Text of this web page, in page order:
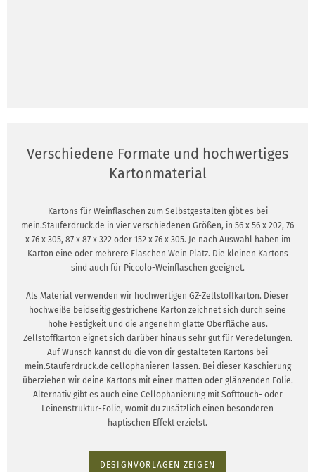
Verschiedene Formate und hochwertiges
Kartonmaterial
Kartons für Weinflaschen zum Selbstgestalten gibt es bei
mein.Stauferdruck.de in vier verschiedenen Größen, in 56 x 56 x 202, 76
x 76 x 305, 87 x 87 x 322 oder 152 x 76 x 305. Je nach Auswahl haben im
Karton eine oder mehrere Flaschen Wein Platz. Die kleinen Kartons
sind auch für Piccolo-Weinflaschen geeignet.
Als Material verwenden wir hochwertigen GZ-Zellstoffkarton. Dieser
hochweiße beidseitig gestrichene Karton zeichnet sich durch seine
hohe Festigkeit und die angenehm glatte Oberfläche aus.
Zellstoffkarton eignet sich darüber hinaus sehr gut für Veredelungen.
Auf Wunsch kannst du die von dir gestalteten Kartons bei
mein.Stauferdruck.de cellophanieren lassen. Bei dieser Kaschierung
überziehen wir deine Kartons mit einer matten oder glänzenden Folie.
Alternativ gibt es auch eine Cellophanierung mit Softtouch- oder
Leinenstruktur-Folie, womit du zusätzlich einen besonderen
haptischen Effekt erzielst.
DESIGNVORLAGEN ZEIGEN